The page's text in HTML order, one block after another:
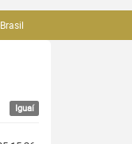
Iguaí